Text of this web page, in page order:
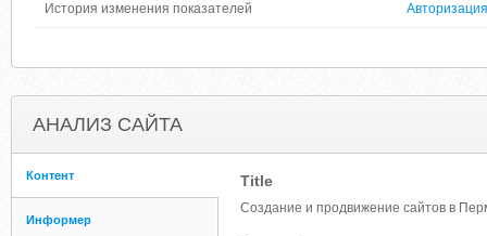
История изменения показателей Авторизация
АНАЛИЗ САЙТА
Контент
Информер
Title
Создание и продвижение сайтов в